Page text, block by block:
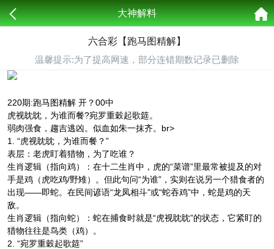
大神解料
六合彩【跑马图精解】
温馨提示:为了提高网速，部分连错期数记录已删除
220期:跑马图精解 开？00中
虎视眈眈，为谁而餐?宛罗重穀起歌筵。
弱肉强食，趨吉逃凶。似血如朱一抹齐。br>
1. “虎视眈眈，为谁而餐？”
表层：老虎盯着猎物，为了吃谁？
生肖逻辑（指向鸡）：在十二生肖中，虎的“菜谱”里最常被提及的对
手是鸡（虎吃鸡/野雉）。但此句问“为谁”，实则在说另一个猎食者的
出现——即蛇。在民间谚语“龙凤相斗”或“蛇吞鸡”中，蛇是鸡的天
敌。
生肖逻辑（指向蛇）：蛇在捕食时就是“虎视眈眈”的状态，它紧盯的
猎物往往是鸟类（鸡）。
2. “宛罗重穀起歌筵”